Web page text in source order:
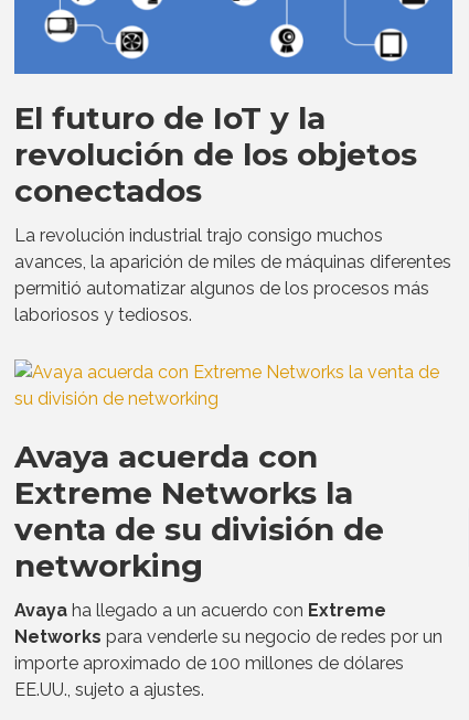
El futuro de IoT y la
revolución de los objetos
conectados
La revolución industrial trajo consigo muchos
avances, la aparición de miles de máquinas diferentes
permitió automatizar algunos de los procesos más
laboriosos y tediosos.
Avaya acuerda con
Extreme Networks la
venta de su división de
networking
Avayaha llegado a un acuerdo con Extreme
Networks para venderle su negocio de redes por un
importe aproximado de 100 millones de dólares
EE.UU., sujeto a ajustes.